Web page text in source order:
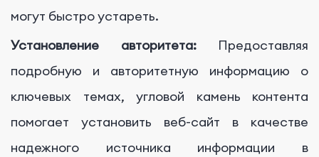
могут быстро устареть.
Установление авторитета:Предоставляя
подробную и авторитетную информацию о
ключевых темах, угловой камень контента
помогает установить веб-сайт в качестве
надежного источника информации в